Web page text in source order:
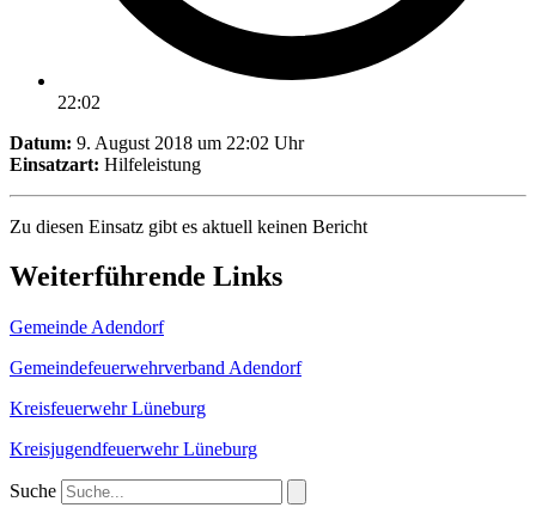
22:02
Datum: 9. August 2018 um 22:02 Uhr
Einsatzart: Hilfeleistung
Zu diesen Einsatz gibt es aktuell keinen Bericht
Weiterführende Links
Gemeinde Adendorf
Gemeindefeuerwehrverband Adendorf
Kreisfeuerwehr Lüneburg
Kreisjugendfeuerwehr Lüneburg
Suche